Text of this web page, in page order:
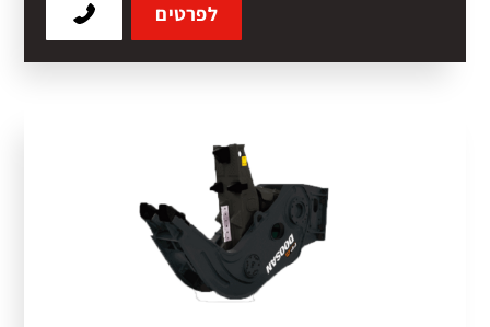
לפרטים